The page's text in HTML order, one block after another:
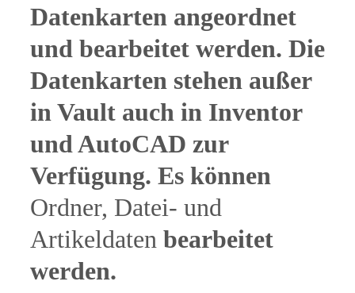
Datenkarten angeordnet
und bearbeitet werden. Die
Datenkarten stehen außer
in Vault auch in Inventor
und AutoCAD zur
Verfügung. Es können
Ordner, Datei- und
Artikeldaten bearbeitet
werden.